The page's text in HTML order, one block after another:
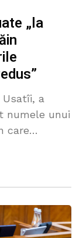
„la
a
numele unui
care